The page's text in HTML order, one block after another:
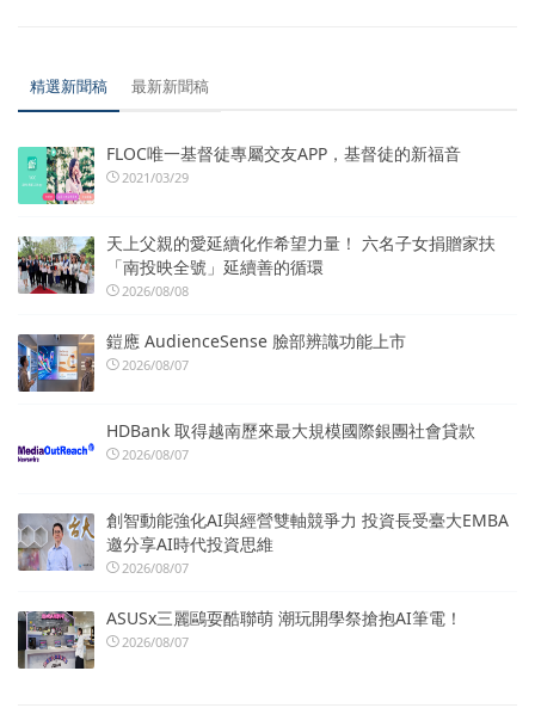
精選新聞稿 最新新聞稿
FLOC唯一基督徒專屬交友APP，基督徒的新福音
2021/03/29
天上父親的愛延續化作希望力量！ 六名子女捐贈家扶
「南投映全號」延續善的循環
2026/08/08
鎧應 AudienceSense 臉部辨識功能上市
2026/08/07
HDBank 取得越南歷來最大規模國際銀團社會貸款
2026/08/07
創智動能強化AI與經營雙軸競爭力 投資長受臺大EMBA
邀分享AI時代投資思維
2026/08/07
ASUSx三麗鷗耍酷聯萌 潮玩開學祭搶抱AI筆電！
2026/08/07